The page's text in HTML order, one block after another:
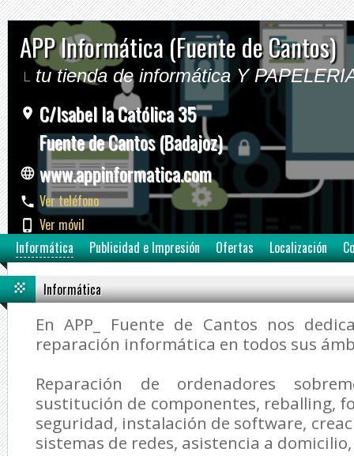
APP Informática (Fuente de Cantos)
tu tienda de informática Y
C/Isabel la Católica 35
Fuente de Cantos (Badajoz)
www.appinformatica.com
Ver teléfono
Ver móvil
Informática
Publicidad e Impresión Ofertas Localización
Informática
En APP_ Fuente de Cantos nos
reparación informática en todos sus
Reparación de ordenadores
sustitución de componentes, reballing,
seguridad, instalación de software,
sistemas de redes, asistencia a